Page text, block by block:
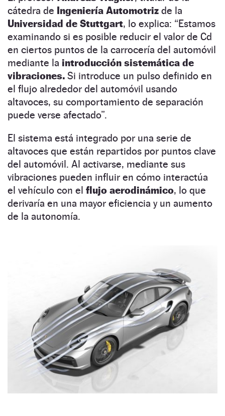
cátedra de Ingeniería Automotriz de la
Universidad de Stuttgart, lo explica: “Estamos
examinando si es posible reducir el valor de Cd
en ciertos puntos de la carrocería del automóvil
mediante la introducción sistemática de
vibraciones. Si introduce un pulso definido en
el flujo alrededor del automóvil usando
altavoces, su comportamiento de separación
puede verse afectado”.
El sistema está integrado por una serie de
altavoces que están repartidos por puntos clave
del automóvil. Al activarse, mediante sus
vibraciones pueden influir en cómo interactúa
el vehículo con el flujo aerodinámico, lo que
derivaría en una mayor eficiencia y un aumento
de la autonomía.